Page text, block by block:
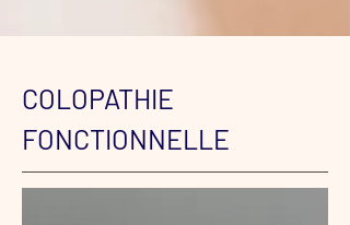
COLOPATHIE
FONCTIONNELLE